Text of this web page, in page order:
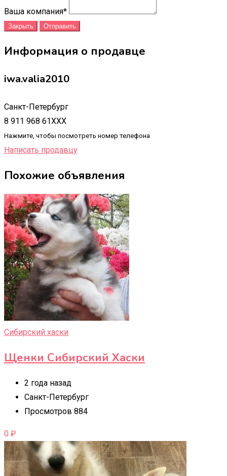
Ваша компания*
Закрыть Отправить
Информация о продавце
iwa.valia2010
Санкт-Петербург
8 911 968 61XXX
Нажмите, чтобы посмотреть номер телефона
Написать продавцу
Похожие объявления
Сибирский хаски
Щенки Сибирский Хаски
2 года назад
Санкт-Петербург
Просмотров 884
0 ₽